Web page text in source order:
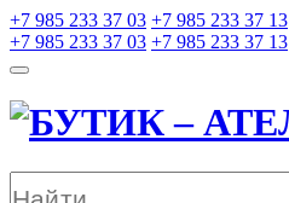
+7 985 233 37 03 +7 985 233 37 13
+7 985 233 37 03 +7 985 233 37 13